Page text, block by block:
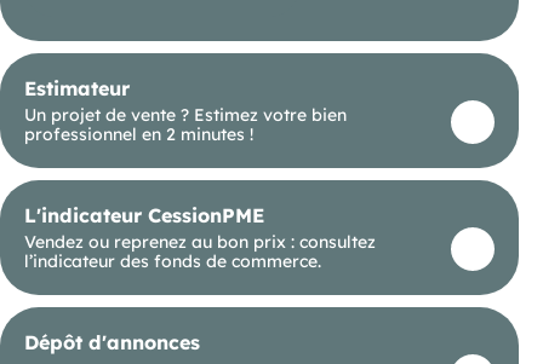
Estimateur
Un projet de vente ? Estimez votre bien
professionnel en 2 minutes !
L'indicateur CessionPME
Vendez ou reprenez au bon prix : consultez
l’indicateur des fonds de commerce.
Dépôt d'annonces